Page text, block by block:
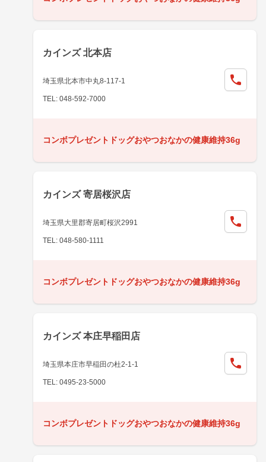
カインズ 北本店
埼玉県北本市中丸8-117-1
TEL: 048-592-7000
コンボプレゼントドッグおやつおなかの健康維持36g
カインズ 寄居桜沢店
埼玉県大里郡寄居町桜沢2991
TEL: 048-580-1111
コンボプレゼントドッグおやつおなかの健康維持36g
カインズ 本庄早稲田店
埼玉県本庄市早稲田の杜2-1-1
TEL: 0495-23-5000
コンボプレゼントドッグおやつおなかの健康維持36g